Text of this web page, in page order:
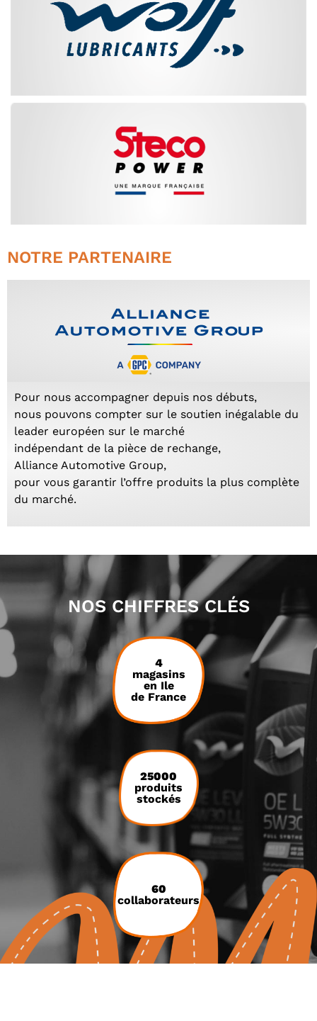
NOTRE PARTENAIRE
Pour nous accompagner depuis nos débuts,
nous pouvons compter sur le soutien inégalable du
leader européen sur le marché
indépendant de la pièce de rechange,
Alliance Automotive Group,
pour vous garantir l’offre produits la plus complète
du marché.
NOS CHIFFRES CLÉS
4
magasins
en Ile
de France
25000
produits
stockés
60
collaborateurs